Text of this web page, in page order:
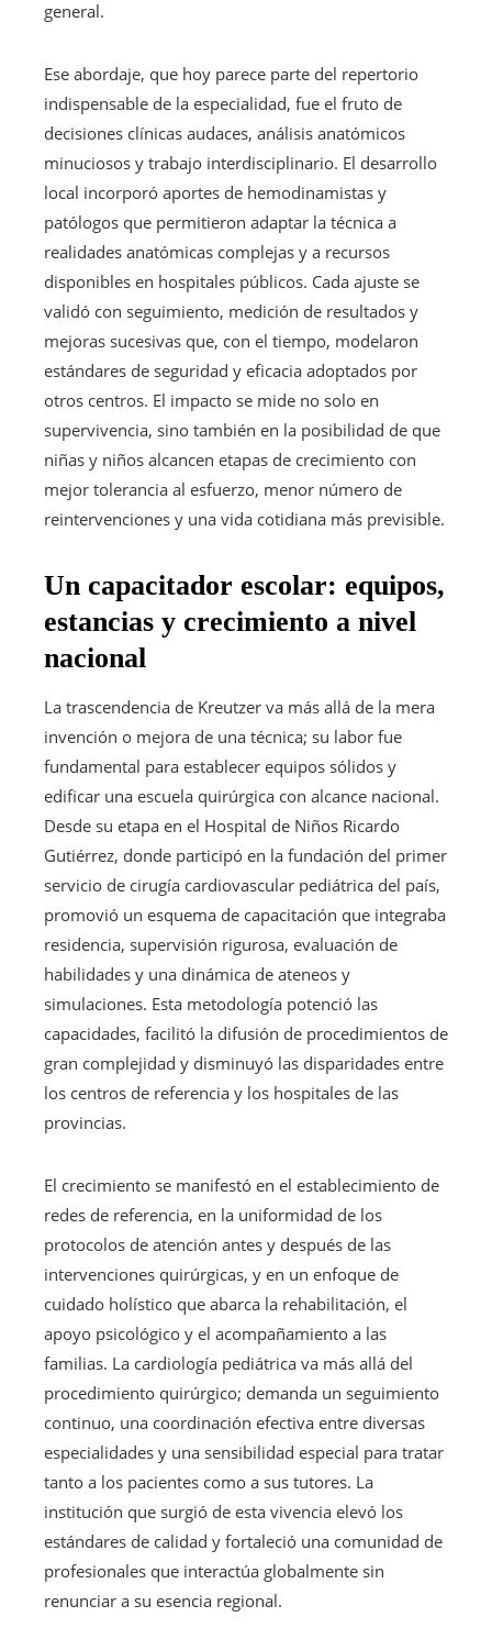
general.
Ese abordaje, que hoy parece parte del repertorio
indispensable de la especialidad, fue el fruto de
decisiones clínicas audaces, análisis anatómicos
minuciosos y trabajo interdisciplinario. El desarrollo
local incorporó aportes de hemodinamistas y
patólogos que permitieron adaptar la técnica a
realidades anatómicas complejas y a recursos
disponibles en hospitales públicos. Cada ajuste se
validó con seguimiento, medición de resultados y
mejoras sucesivas que, con el tiempo, modelaron
estándares de seguridad y eficacia adoptados por
otros centros. El impacto se mide no solo en
supervivencia, sino también en la posibilidad de que
niñas y niños alcancen etapas de crecimiento con
mejor tolerancia al esfuerzo, menor número de
reintervenciones y una vida cotidiana más previsible.
Un capacitador escolar: equipos,
estancias y crecimiento a nivel
nacional
La trascendencia de Kreutzer va más allá de la mera
invención o mejora de una técnica; su labor fue
fundamental para establecer equipos sólidos y
edificar una escuela quirúrgica con alcance nacional.
Desde su etapa en el Hospital de Niños Ricardo
Gutiérrez, donde participó en la fundación del primer
servicio de cirugía cardiovascular pediátrica del país,
promovió un esquema de capacitación que integraba
residencia, supervisión rigurosa, evaluación de
habilidades y una dinámica de ateneos y
simulaciones. Esta metodología potenció las
capacidades, facilitó la difusión de procedimientos de
gran complejidad y disminuyó las disparidades entre
los centros de referencia y los hospitales de las
provincias.
El crecimiento se manifestó en el establecimiento de
redes de referencia, en la uniformidad de los
protocolos de atención antes y después de las
intervenciones quirúrgicas, y en un enfoque de
cuidado holístico que abarca la rehabilitación, el
apoyo psicológico y el acompañamiento a las
familias. La cardiología pediátrica va más allá del
procedimiento quirúrgico; demanda un seguimiento
continuo, una coordinación efectiva entre diversas
especialidades y una sensibilidad especial para tratar
tanto a los pacientes como a sus tutores. La
institución que surgió de esta vivencia elevó los
estándares de calidad y fortaleció una comunidad de
profesionales que interactúa globalmente sin
renunciar a su esencia regional.